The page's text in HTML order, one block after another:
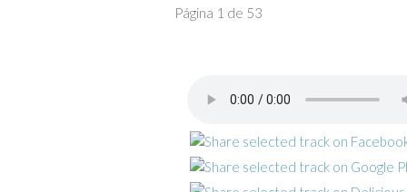
Página 1 de 53